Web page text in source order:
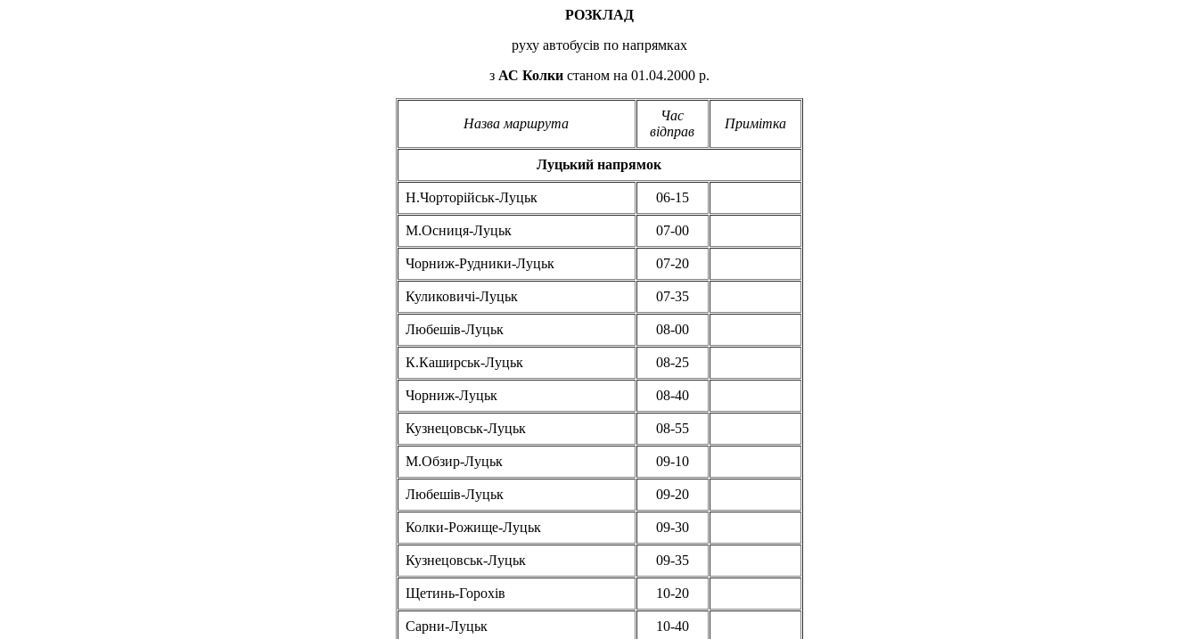
РОЗКЛАД
руху автобусів по напрямках
зАС Колкистаном на 01.04.2000р.
Назва маршрута
Час
відправ
Примітка
Луцький напрямок
Н.Чорторійськ-Луцьк 06-15
М.Осниця-Луцьк 07-00
Чорниж-Рудники-Луцьк 07-20
Куликовичі-Луцьк 07-35
Любешів-Луцьк 08-00
К.Каширськ-Луцьк 08-25
Чорниж-Луцьк 08-40
Кузнецовськ-Луцьк 08-55
М.Обзир-Луцьк 09-10
Любешів-Луцьк 09-20
Колки-Рожище-Луцьк 09-30
Кузнецовськ-Луцьк 09-35
Щетинь-Горохів 10-20
Сарни-Луцьк 10-40